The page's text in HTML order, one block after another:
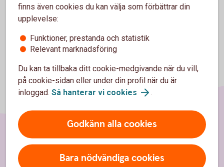
finns även cookies du kan välja som förbättrar din
upplevelse:
Funktioner, prestanda och statistik
Relevant marknadsföring
Du kan ta tillbaka ditt cookie-medgivande när du vill,
på cookie-sidan eller under din profil när du är
inloggad. Så hanterar vi cookies .
Godkänn alla cookies
Bara nödvändiga cookies
Sidfot
Hitta snabbt